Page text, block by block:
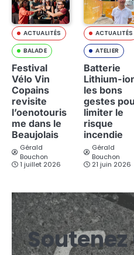
ACTUALITÉS
BALADE
Festival
Vélo Vin
Copains
revisite
l’oenotouris
me dans le
Beaujolais
Gérald
Bouchon
1 juillet 2026
ACTUALITÉS
ATELIER
Batterie
Lithium-
les bons
gestes
limiter le
risque
incendie
Gérald
Bouchon
21 juin 2026